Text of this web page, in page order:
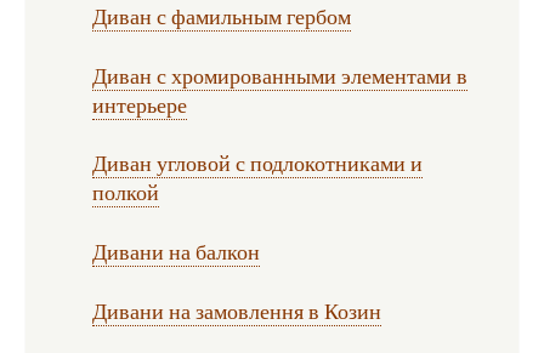
Диван с фамильным гербом
Диван с хромированными элементами в
интерьере
Диван угловой с подлокотниками и
полкой
Дивани на балкон
Дивани на замовлення в Козин